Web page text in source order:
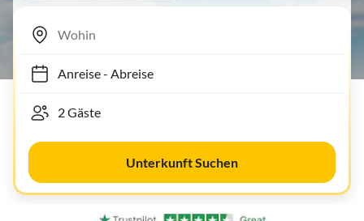
Anreise- Abreise
Unterkunft Suchen